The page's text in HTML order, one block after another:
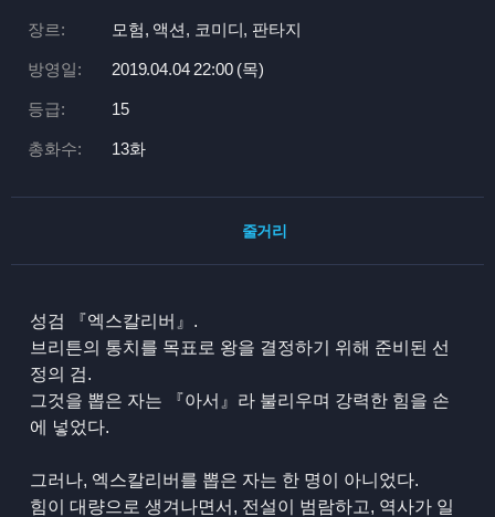
장르: 모험, 액션, 코미디, 판타지
방영일: 2019.04.04 22:00 (목)
등급: 15
총화수: 13화
줄거리
성검 『엑스칼리버』.
브리튼의 통치를 목표로 왕을 결정하기 위해 준비된 선
정의 검.
그것을 뽑은 자는 『아서』라 불리우며 강력한 힘을 손
에 넣었다.
그러나, 엑스칼리버를 뽑은 자는 한 명이 아니었다.
힘이 대량으로 생겨나면서, 전설이 범람하고, 역사가 일